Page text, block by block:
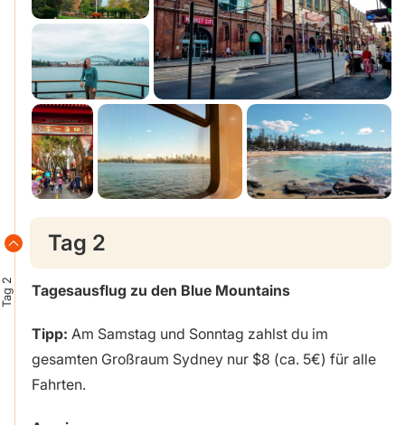
Tag 2
Tag 2
Tagesausflug zu den Blue Mountains
Tipp: Am Samstag und Sonntag zahlst du im
gesamten Großraum Sydney nur $8 (ca. 5€) für alle
Fahrten.